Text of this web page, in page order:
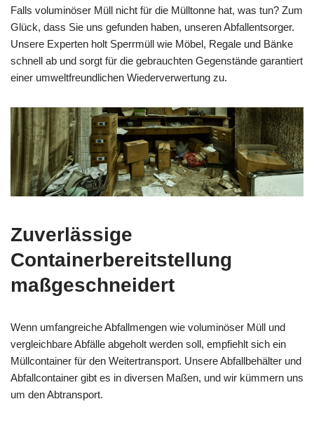
Falls voluminöser Müll nicht für die Mülltonne hat, was tun? Zum
Glück, dass Sie uns gefunden haben, unseren Abfallentsorger.
Unsere Experten holt Sperrmüll wie Möbel, Regale und Bänke
schnell ab und sorgt für die gebrauchten Gegenstände garantiert
einer umweltfreundlichen Wiederverwertung zu.
Zuverlässige
Containerbereitstellung
maßgeschneidert
Wenn umfangreiche Abfallmengen wie voluminöser Müll und
vergleichbare Abfälle abgeholt werden soll, empfiehlt sich ein
Müllcontainer für den Weitertransport. Unsere Abfallbehälter und
Abfallcontainer gibt es in diversen Maßen, und wir kümmern uns
um den Abtransport.